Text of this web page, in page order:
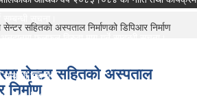
सूचना
Electronic Bids
सेन्टर सहितको अस्पताल निर्माणको डिपिआर निर्माण
सेन्टर सहितको अस्पताल
निर्माण